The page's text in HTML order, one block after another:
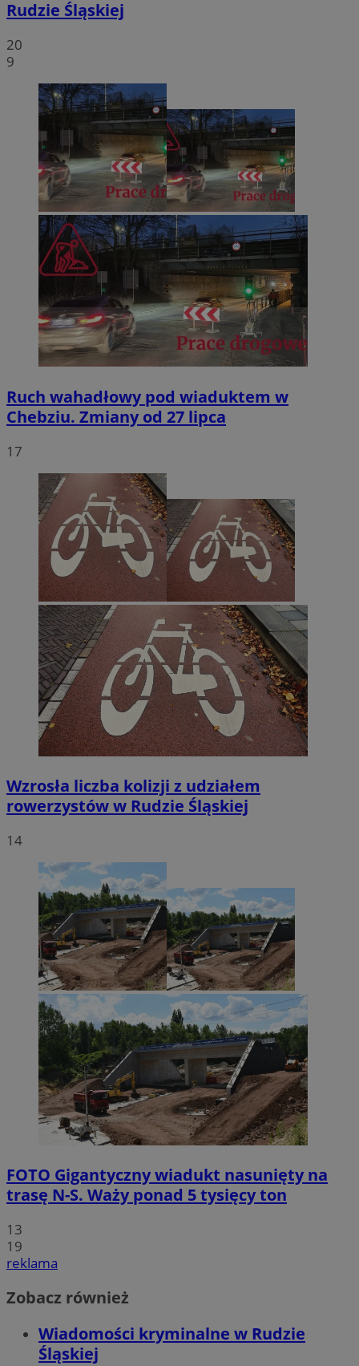
Rudzie Śląskiej
20
9
Ruch wahadłowy pod wiaduktem w
Chebziu. Zmiany od 27 lipca
17
Wzrosła liczba kolizji z udziałem
rowerzystów w Rudzie Śląskiej
14
FOTO Gigantyczny wiadukt nasunięty na
trasę N-S. Waży ponad 5 tysięcy ton
13
19
reklama
Zobacz również
Wiadomości kryminalne w Rudzie
Śląskiej